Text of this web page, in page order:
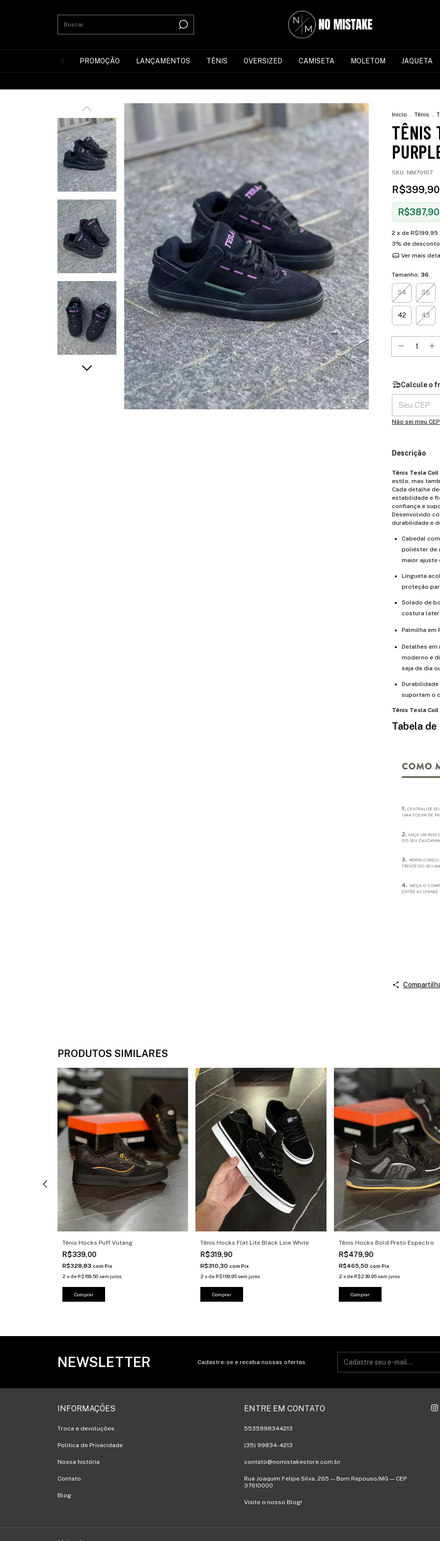
PROMOÇÃO LANÇAMENTOS TÊNIS OVERSIZED CAMISETA MOLETOM JAQUETA
Início . Tênis .
TÊNIS
SKU: NM70107
R$399,90
R$387,90
2 x de R$199,95
3% de desconto
Ver mais
Tamanho: 36
34 35
42 43
Entregas para o
Não sei meu CEP
Descrição
Tênis Tesla
estilo, mas
Cada detalhe
estabilidade e
confiança e
Desenvolvido
durabilidade e
Cabedal
poliéster de
maior ajuste
Lingueta
proteção
Solado de
costura
Palmilha em
Detalhes
moderno e
seja de dia
suportam o
Tênis Tesla
Tabela de
PRODUTOS SIMILARES
Tênis Hocks Puff Vutang
R$339,00
R$328,83 com Pix
2 x de R$169,50 sem juros
Comprar
Tênis Hocks Flat Lite Black Line White
R$319,90
R$310,30com Pix
2 xde R$159,95 sem juros
Comprar
Tênis Hocks Bold Preto Espectro
R$479,90
R$465,50 com Pix
2 x de R$239,95 sem juros
Comprar
NEWSLETTER Cadastre-se e receba nossas ofertas.
INFORMAÇÕES
Troca e devoluções
Política de Privacidade
Nossa história
Contato
Blog
ENTRE EM CONTATO
5535998344213
(35) 99834-4213
contato@nomistakestore.com.br
Rua Joaquim Felipe Silva, 265 — Bom Repouso/MG — CEP
37610000
Visite o nosso Blog!